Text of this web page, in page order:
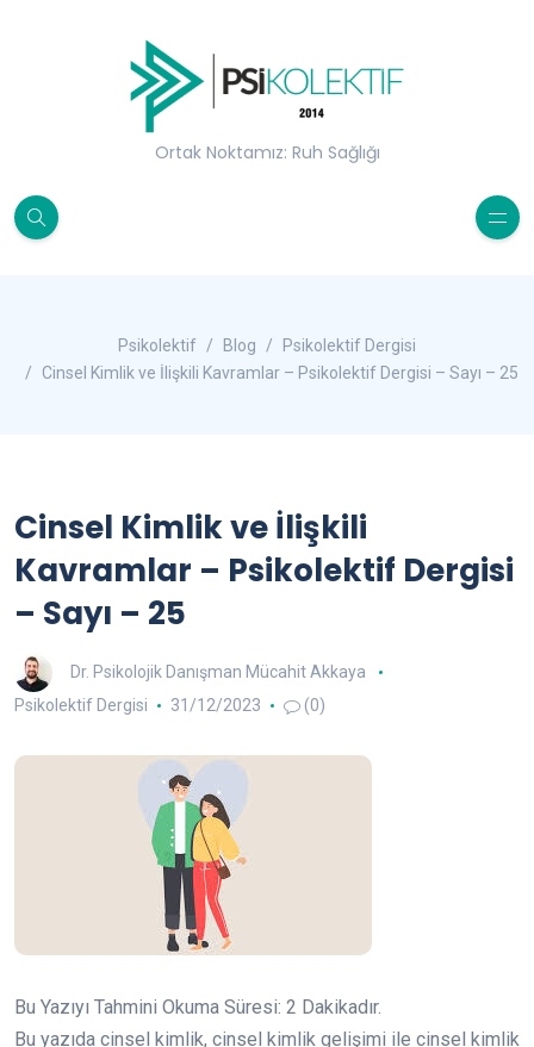
Ortak Noktamız: Ruh Sağlığı
Psikolektif Blog
Psikolektif Dergisi
Cinsel Kimlik ve İlişkili Kavramlar – Psikolektif Dergisi – Sayı – 25
Cinsel Kimlik ve İlişkili
Kavramlar – Psikolektif Dergisi
– Sayı – 25
Dr. Psikolojik Danışman Mücahit Akkaya
Psikolektif Dergisi
31/12/2023 (0)
Bu Yazıyı Tahmini Okuma Süresi: 2 Dakikadır.
Bu yazıda cinsel kimlik, cinsel kimlik gelişimi ile cinsel kimlik